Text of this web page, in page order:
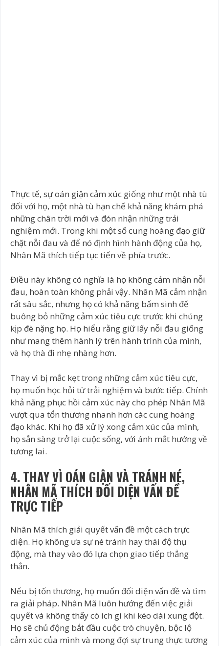
Thực tế, sự oán giận cảm xúc giống như một nhà tù
đối với họ, một nhà tù hạn chế khả năng khám phá
những chân trời mới và đón nhận những trải
nghiệm mới. Trong khi một số cung hoàng đạo giữ
chặt nỗi đau và để nó định hình hành động của họ,
Nhân Mã thích tiếp tục tiến về phía trước.
Điều này không có nghĩa là họ không cảm nhận nỗi
đau, hoàn toàn không phải vậy. Nhân Mã cảm nhận
rất sâu sắc, nhưng họ có khả năng bẩm sinh để
buông bỏ những cảm xúc tiêu cực trước khi chúng
kịp đè nặng họ. Họ hiểu rằng giữ lấy nỗi đau giống
như mang thêm hành lý trên hành trình của mình,
và họ thà đi nhẹ nhàng hơn.
Thay vì bị mắc kẹt trong những cảm xúc tiêu cực,
họ muốn học hỏi từ trải nghiệm và bước tiếp. Chính
khả năng phục hồi cảm xúc này cho phép Nhân Mã
vượt qua tổn thương nhanh hơn các cung hoàng
đạo khác. Khi họ đã xử lý xong cảm xúc của mình,
họ sẵn sàng trở lại cuộc sống, với ánh mắt hướng về
tương lai.
4. THAY VÌ OÁN GIẬN VÀ TRÁNH NÉ,
NHÂN MÃ THÍCH ĐỐI DIỆN VẤN ĐỀ
TRỰC TIẾP
Nhân Mã thích giải quyết vấn đề một cách trực
diện. Họ không ưa sự né tránh hay thái độ thụ
động, mà thay vào đó lựa chọn giao tiếp thẳng
thắn.
Nếu bị tổn thương, họ muốn đối diện vấn đề và tìm
ra giải pháp. Nhân Mã luôn hướng đến việc giải
quyết và không thấy có ích gì khi kéo dài xung đột.
Họ sẽ chủ động bắt đầu cuộc trò chuyện, bộc lộ
cảm xúc của mình và mong đợi sự trung thực tương